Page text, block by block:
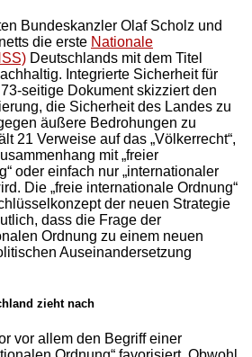
Bundeskanzler Olaf Scholz und
die erste Nationale
Deutschlands mit dem Titel
Integrierte Sicherheit für
seitige Dokument skizziert den
die Sicherheit des Landes zu
äußere Bedrohungen zu
21 Verweise auf das „Völkerrecht“,
mit „freier
oder einfach nur „internationaler
Die „freie internationale Ordnung“
der neuen Strategie
dass die Frage der
Ordnung zu einem neuen
Auseinandersetzung
zieht nach
vor allem den Begriff einer